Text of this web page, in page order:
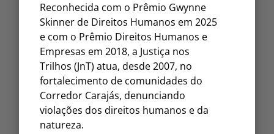
Reconhecida com o Prêmio Gwynne
Skinner de Direitos Humanos em 2025
e com o Prêmio Direitos Humanos e
Empresas em 2018, a Justiça nos
Trilhos (JnT) atua, desde 2007, no
fortalecimento de comunidades do
Corredor Carajás, denunciando
violações dos direitos humanos e da
natureza.